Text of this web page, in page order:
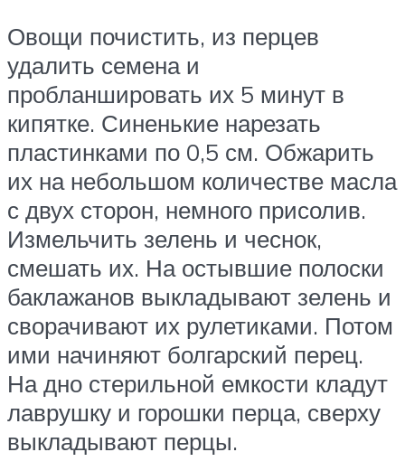
Овощи почистить, из перцев
удалить семена и
пробланшировать их 5 минут в
кипятке. Синенькие нарезать
пластинками по 0,5 см. Обжарить
их на небольшом количестве масла
с двух сторон, немного присолив.
Измельчить зелень и чеснок,
смешать их. На остывшие полоски
баклажанов выкладывают зелень и
сворачивают их рулетиками. Потом
ими начиняют болгарский перец.
На дно стерильной емкости кладут
лаврушку и горошки перца, сверху
выкладывают перцы.